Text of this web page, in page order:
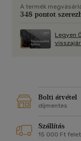
kinyírni Jack
brutális és bizarr
be voltam
szerző)
A termék
348 pontot
Legyen
visszajár.
Bolti átvétel
díjmentes
Szállítás
15 000 Ft